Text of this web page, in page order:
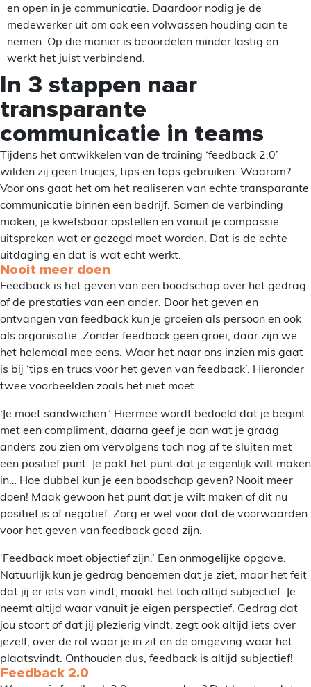
en open in je communicatie. Daardoor nodig je de
medewerker uit om ook een volwassen houding aan te
nemen. Op die manier is beoordelen minder lastig en
werkt het juist verbindend.
In 3 stappen naar
transparante
communicatie in teams
Tijdens het ontwikkelen van de training ‘feedback 2.0’
wilden zij geen trucjes, tips en tops gebruiken. Waarom?
Voor ons gaat het om het realiseren van echte transparante
communicatie binnen een bedrijf. Samen de verbinding
maken, je kwetsbaar opstellen en vanuit je compassie
uitspreken wat er gezegd moet worden. Dat is de echte
uitdaging en dat is wat echt werkt.
Nooit meer doen
Feedback is het geven van een boodschap over het gedrag
of de prestaties van een ander. Door het geven en
ontvangen van feedback kun je groeien als persoon en ook
als organisatie. Zonder feedback geen groei, daar zijn we
het helemaal mee eens. Waar het naar ons inzien mis gaat
is bij ‘tips en trucs voor het geven van feedback’. Hieronder
twee voorbeelden zoals het niet moet.
‘Je moet sandwichen.’ Hiermee wordt bedoeld dat je begint
met een compliment, daarna geef je aan wat je graag
anders zou zien om vervolgens toch nog af te sluiten met
een positief punt. Je pakt het punt dat je eigenlijk wilt maken
in… Hoe dubbel kun je een boodschap geven? Nooit meer
doen! Maak gewoon het punt dat je wilt maken of dit nu
positief is of negatief. Zorg er wel voor dat de voorwaarden
voor het geven van feedback goed zijn.
‘Feedback moet objectief zijn.’ Een onmogelijke opgave.
Natuurlijk kun je gedrag benoemen dat je ziet, maar het feit
dat jij er iets van vindt, maakt het toch altijd subjectief. Je
neemt altijd waar vanuit je eigen perspectief. Gedrag dat
jou stoort of dat jij plezierig vindt, zegt ook altijd iets over
jezelf, over de rol waar je in zit en de omgeving waar het
plaatsvindt. Onthouden dus, feedback is altijd subjectief!
Feedback 2.0